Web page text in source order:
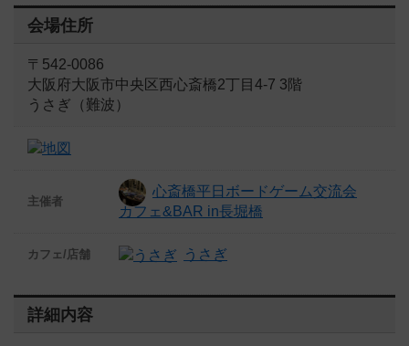
会場住所
〒542-0086
大阪府大阪市中央区西心斎橋2丁目4-7 3階
うさぎ（難波）
主催者
心斎橋平日ボードゲーム交流会
カフェ&BAR in長堀橋
カフェ/店舗 うさぎ
詳細内容